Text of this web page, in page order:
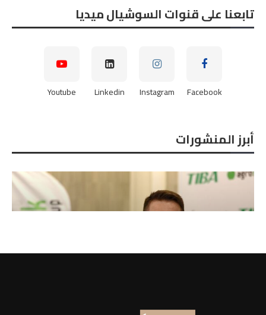
تابعنا على قنوات السوشيال ميديا
Facebook
Instagram
Linkedin
Youtube
أبرز المنشورات